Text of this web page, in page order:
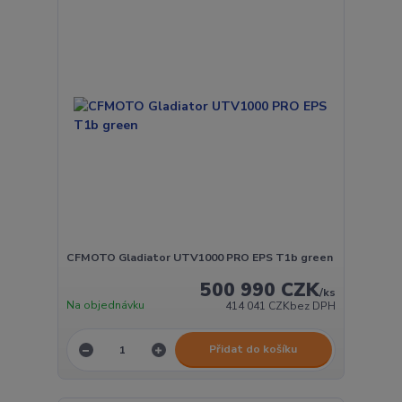
CFMOTO Gladiator UTV1000 PRO EPS T1b green
500 990 CZK/ks
414 041 CZKbez DPH
Na objednávku
Přidat do košíku